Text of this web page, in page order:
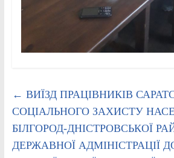
← ВИЇЗД ПРАЦІВНИКІВ
СОЦІАЛЬНОГО ЗАХИСТУ
БІЛГОРОД-ДНІСТРОВСЬКОЇ
ДЕРЖАВНОЇ АДМІНІСТРАЦІЇ